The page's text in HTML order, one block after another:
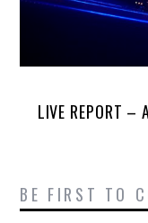
LIVE REPORT –
BE FIRST TO